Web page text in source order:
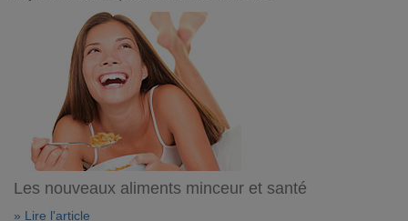
Les nouveaux aliments minceur et santé
» Lire l'article